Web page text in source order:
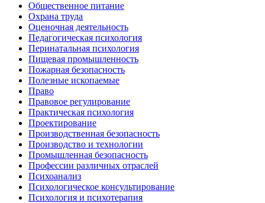
Общественное питание
Охрана труда
Оценочная деятельность
Педагогическая психология
Перинатальная психология
Пищевая промышленность
Пожарная безопасность
Полезные ископаемые
Право
Правовое регулирование
Практическая психология
Проектирование
Производственная безопасность
Производство и технологии
Промышленная безопасность
Профессии различных отраслей
Психоанализ
Психологическое консультирование
Психология и психотерапия